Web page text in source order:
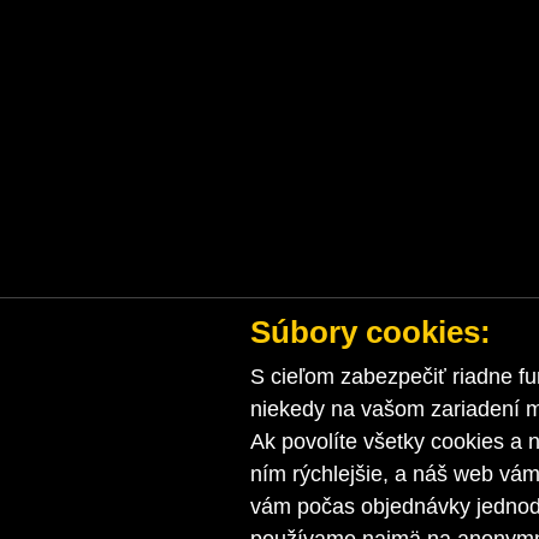
Súbory cookies:
S cieľom zabezpečiť riadne
niekedy na vašom zariadení
Ak povolíte všetky cookies a
ním rýchlejšie, a náš web
vám počas objednávky